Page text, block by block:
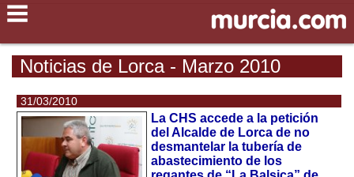
Noticias de Lorca - Marzo 2010
31/03/2010
La CHS accede a la petición
del Alcalde de Lorca de no
desmantelar la tubería de
abastecimiento de los